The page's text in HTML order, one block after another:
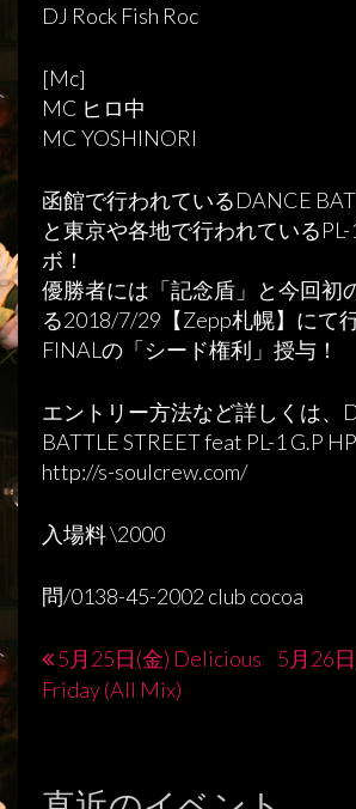
DJ Rock Fish Roc
[Mc]
MC ヒロ中
MC YOSHINORI
函館で行われているDANCE
と東京や各地で行われているPL-
ボ！
優勝者には「記念盾」と今回初
る2018/7/29【Zepp札幌】にて
FINALの「シード権利」授与！
エントリー方法など詳しくは、
BATTLE STREET feat PL-1 G.P HP
http://s-soulcrew.com/
入場料 \2000
問/0138-45-2002 club cocoa
投
5月25日(金) Delicious
Friday (All Mix)
5月26